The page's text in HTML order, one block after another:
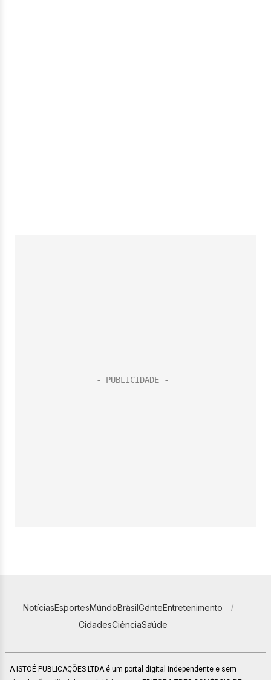
NotíciasEsportesMundoBrasilGenteEntretenimento
CidadesCiênciaSaúde
A ISTOÉ PUBLICAÇÕES LTDA é um portal digital independente e sem